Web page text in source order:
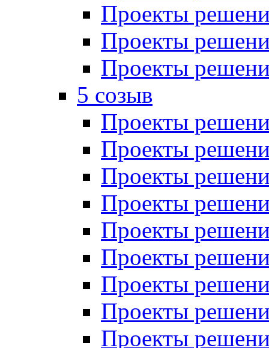
Проекты
Проекты
Проекты
5 созыв
Проекты
Проекты
Проекты
Проекты
Проекты
Проекты
Проекты
Проекты
Проекты